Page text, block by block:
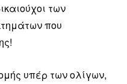
των
που
υπέρ των ολίγων,